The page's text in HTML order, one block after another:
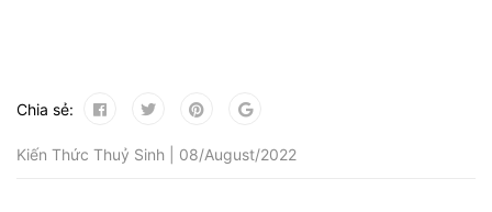
Chia sẻ:
Kiến Thức Thuỷ Sinh | 08/August/2022